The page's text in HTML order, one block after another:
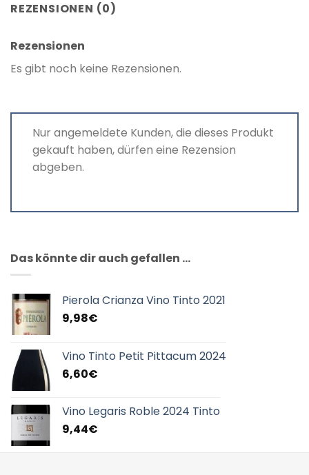
REZENSIONEN (0)
Rezensionen
Es gibt noch keine Rezensionen.
Nur angemeldete Kunden, die dieses Produkt
gekauft haben, dürfen eine Rezension
abgeben.
Das könnte dir auch gefallen …
Pierola Crianza Vino Tinto 2021
9,98€
Vino Tinto Petit Pittacum 2024
6,60€
Vino Legaris Roble 2024 Tinto
9,44€